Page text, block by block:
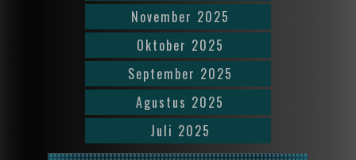
November 2025
Oktober 2025
September 2025
Agustus 2025
Juli 2025